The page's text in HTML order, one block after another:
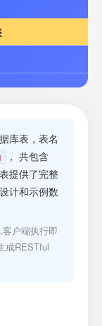
库表，表名
， 共包含
提供了完整
计和示例数
户端执行即
成RESTful